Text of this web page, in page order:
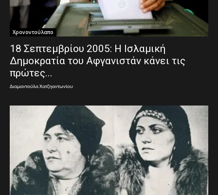
Χρονοντούλαπο
18 Σεπτεμβρίου 2005: Η Ισλαμική
Δημοκρατία του Αφγανιστάν κάνει τις
πρώτες...
Διαμαντούλα Χατζηαντωνίου